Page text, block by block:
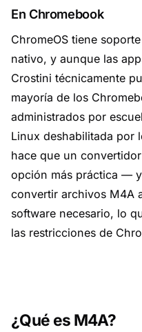
En Chromebook
ChromeOS tiene
nativo, y aunque las
Crostini técnicamente
mayoría de los
administrados por
Linux deshabilitada por
hace que un
opción más práctica —
convertir archivos M4A
software necesario, lo
las restricciones de
¿Qué es M4A?